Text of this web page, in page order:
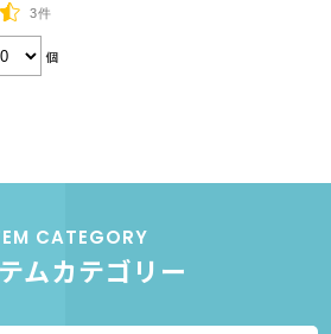
3件
個
CATEGORY
ムカテゴリー